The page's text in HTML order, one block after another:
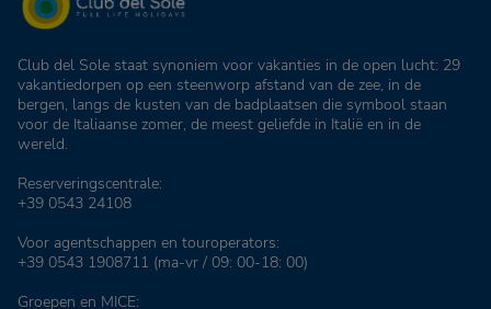
Club del Sole staat synoniem voor vakanties in de open lucht: 29
vakantiedorpen op een steenworp afstand van de zee, in de
bergen, langs de kusten van de badplaatsen die symbool staan
voor de Italiaanse zomer, de meest geliefde in Italië en in de
wereld.
Reserveringscentrale:
+39 0543 24108
Voor agentschappen en touroperators:
+39 0543 1908711 (ma-vr / 09: 00-18: 00)
Groepen en MICE: